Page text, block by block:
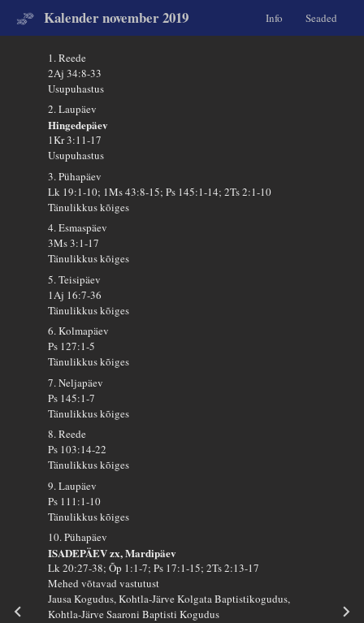
Kalender november 2019 Info Seaded
1. Reede
2Aj 34:8-33
Usupuhastus
2. Laupäev
Hingedepäev
1Kr 3:11-17
Usupuhastus
3. Pühapäev
Lk 19:1-10; 1Ms 43:8-15; Ps 145:1-14; 2Ts 2:1-10
Tänulikkus kõiges
4. Esmaspäev
3Ms 3:1-17
Tänulikkus kõiges
5. Teisipäev
1Aj 16:7-36
Tänulikkus kõiges
6. Kolmapäev
Ps 127:1-5
Tänulikkus kõiges
7. Neljapäev
Ps 145:1-7
Tänulikkus kõiges
8. Reede
Ps 103:14-22
Tänulikkus kõiges
9. Laupäev
Ps 111:1-10
Tänulikkus kõiges
10. Pühapäev
ISADEPÄEV zx, Mardipäev
Lk 20:27-38; Õp 1:1-7; Ps 17:1-15; 2Ts 2:13-17
Mehed võtavad vastutust
Jausa Kogudus, Kohtla-Järve Kolgata Baptistikogudus,
Kohtla-Järve Saaroni Baptisti Kogudus